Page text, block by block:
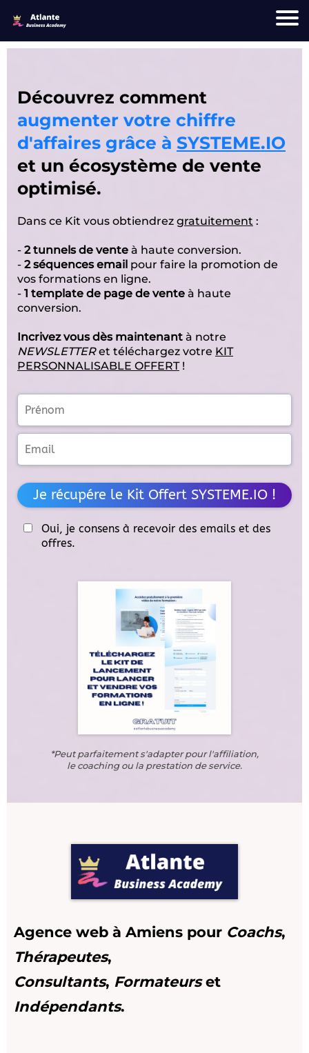
Découvrez comment
augmenter votre chiffre
d'affaires grâce à SYSTEME.IO
et un écosystème de vente
optimisé.
Dans ce Kit vous obtiendrez gratuitement :
- 2 tunnels de vente à haute conversion.
- 2 séquences email pour faire la promotion de
vos formations en ligne.
- 1 template de page de vente à haute
conversion.
Incrivez vous dès maintenant à notre
NEWSLETTERet téléchargez votre KIT
PERSONNALISABLE OFFERT!
Je récupére le Kit Offert SYSTEME.IO !
Oui, je consens à recevoir des emails et des
offres.
*Peut parfaitement s'adapter pour l'affiliation,
le coaching ou la prestation de service.
Agence web à Amiens pour Coachs,
Thérapeutes,
Consultants, Formateurset
Indépendants.